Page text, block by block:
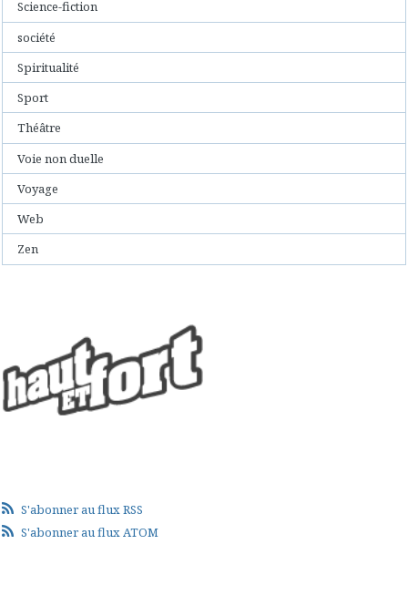
Science-fiction
société
Spiritualité
Sport
Théâtre
Voie non duelle
Voyage
Web
Zen
S'abonner au flux RSS
S'abonner au flux ATOM